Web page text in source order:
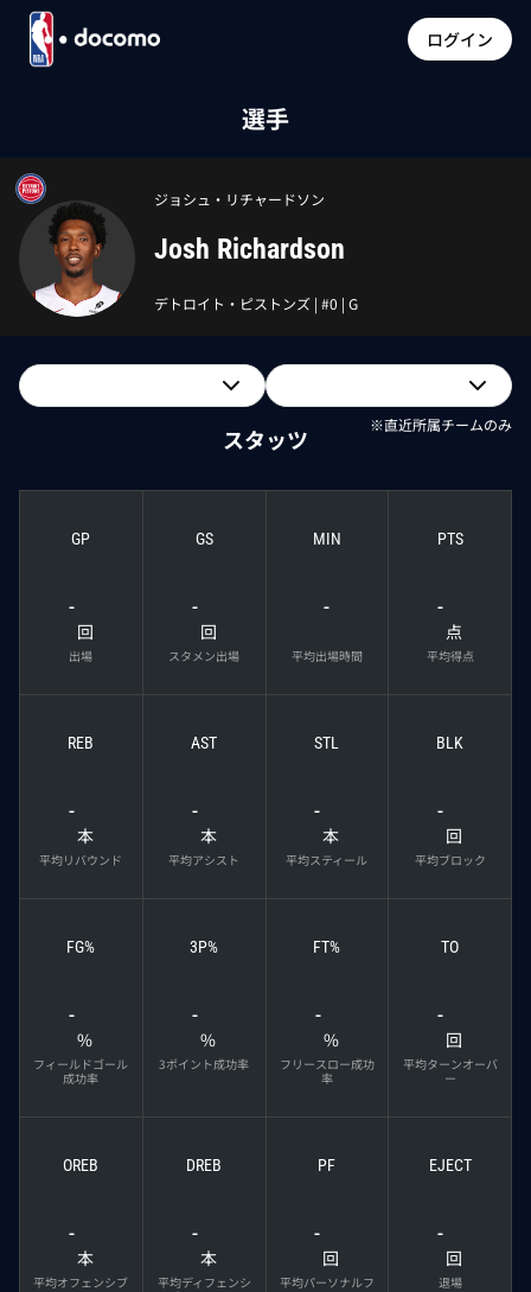
ログイン
選手
ジョシュ・リチャードソン
Josh Richardson
デトロイト・ピストンズ | #0 | G
スタッツ ※直近所属チームのみ
GP
-
回
出場
GS
-
回
スタメン出場
MIN
-
平均出場時間
PTS
-
点
平均得点
REB
-
本
平均リバウンド
AST
-
本
平均アシスト
STL
-
本
平均スティール
BLK
-
回
平均ブロック
FG%
-
%
フィールドゴール
成功率
3P%
-
%
3ポイント成功率
FT%
-
%
フリースロー成功
率
TO
-
回
平均ターンオーバ
ー
OREB
-
本
平均オフェンシブ
DREB
-
本
平均ディフェンシ
PF
-
回
平均パーソナルフ
EJECT
-
回
退場